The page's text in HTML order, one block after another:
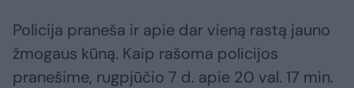
Policija praneša ir apie dar vieną rastą jauno
žmogaus kūną. Kaip rašoma policijos
pranešime, rugpjūčio 7 d. apie 20 val. 17 min.